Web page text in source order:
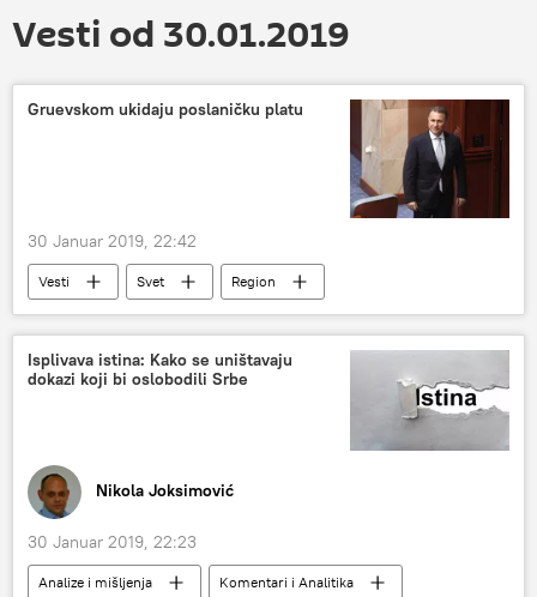
Vesti od 30.01.2019
Gruevskom ukidaju poslaničku platu
30 Januar 2019, 22:42
Vesti Svet Region
Isplivava istina: Kako se uništavaju
dokazi koji bi oslobodili Srbe
Nikola Joksimović
30 Januar 2019, 22:23
Analize i mišljenja
Komentari i Analitika